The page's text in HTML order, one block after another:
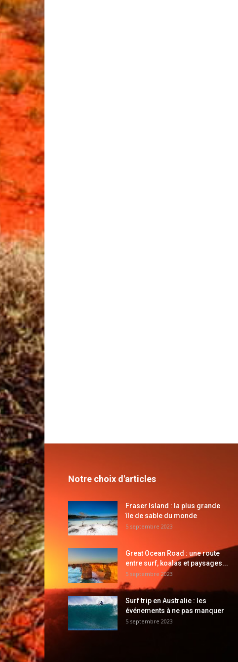
Notre choix d'articles
Fraser Island : la plus grande
île de sable du monde
5 septembre 2023
Great Ocean Road : une route
entre surf, koalas et paysages...
5 septembre 2023
Surf trip en Australie : les
événements à ne pas manquer
5 septembre 2023